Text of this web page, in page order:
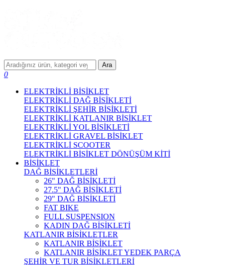
Ara
0
ELEKTRİKLİ BİSİKLET
ELEKTRİKLİ DAĞ BİSİKLETİ
ELEKTRİKLİ ŞEHİR BİSİKLETİ
ELEKTRİKLİ KATLANIR BİSİKLET
ELEKTRİKLİ YOL BİSİKLETİ
ELEKTRİKLİ GRAVEL BİSİKLET
ELEKTRİKLİ SCOOTER
ELEKTRİKLİ BİSİKLET DÖNÜŞÜM KİTİ
BİSİKLET
DAĞ BİSİKLETLERİ
26" DAĞ BİSİKLETİ
27.5" DAĞ BİSİKLETİ
29" DAĞ BİSİKLETİ
FAT BIKE
FULL SUSPENSION
KADIN DAĞ BİSİKLETİ
KATLANIR BİSİKLETLER
KATLANIR BİSİKLET
KATLANIR BİSİKLET YEDEK PARÇA
ŞEHİR VE TUR BİSİKLETLERİ